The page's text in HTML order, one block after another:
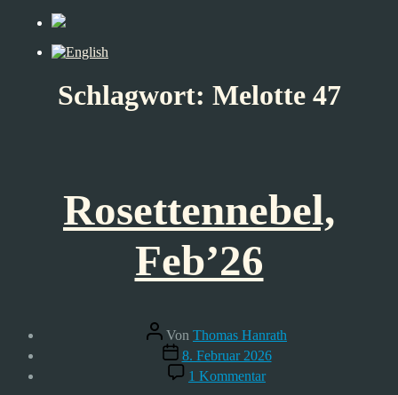
Schlagwort: Melotte 47
Rosettennebel,
Feb’26
Beitragsautor
Von Thomas Hanrath
Veröffentlichungsdatum
8. Februar 2026
1 Kommentarzu
Rosettennebel,